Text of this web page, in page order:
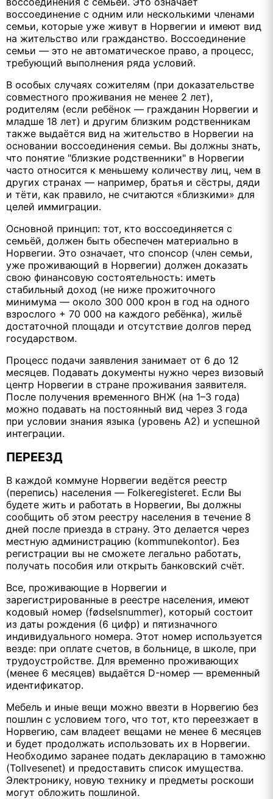
воссоединение с одним или несколькими членами
семьи, которые уже живут в Норвегии и имеют вид
на жительство или гражданство. Воссоединение
семьи — это не автоматическое право, а процесс,
требующий выполнения ряда условий.
В особых случаях сожителям (при доказательстве
совместного проживания не менее 2 лет),
родителям (если ребёнок — гражданин Норвегии и
младше 18 лет) и другим близким родственникам
также выдаётся вид на жительство в Норвегии на
основании воссоединения семьи. Вы должны знать,
что понятие "близкие родственники" в Норвегии
часто относится к меньшему количеству лиц, чем в
других странах — например, братья и сёстры, дяди
и тёти, как правило, не считаются «близкими» для
целей иммиграции.
Основной принцип: тот, кто воссоединяется с
семьёй, должен быть обеспечен материально в
Норвегии. Это означает, что спонсор (член семьи,
уже проживающий в Норвегии) должен доказать
свою финансовую состоятельность: иметь
стабильный доход (не ниже прожиточного
минимума — около 300 000 крон в год на одного
взрослого + 70 000 на каждого ребёнка), жильё
достаточной площади и отсутствие долгов перед
государством.
Процесс подачи заявления занимает от 6 до 12
месяцев. Подавать документы нужно через визовый
центр Норвегии в стране проживания заявителя.
После получения временного ВНЖ (на 1–3 года)
можно подавать на постоянный вид через 3 года
при условии знания языка (уровень А2) и успешной
интеграции.
ПЕРЕЕЗД
В каждой коммуне Норвегии ведётся реестр
(перепись) населения — Folkeregisteret. Если Вы
будете жить и работать в Норвегии, Вы должны
сообщить об этом реестру населения в течение 8
дней после приезда в страну. Это делается через
местную администрацию (kommunekontor). Без
регистрации вы не сможете легально работать,
получать пособия или открыть банковский счёт.
Все, проживающие в Норвегии и
зарегистрированные в реестре населения, имеют
кодовый номер (fødselsnummer), который состоит
из даты рождения (6 цифр) и пятизначного
индивидуального номера. Этот номер используется
везде: при оплате счетов, в больнице, в школе, при
трудоустройстве. Для временно проживающих
(менее 6 месяцев) выдаётся D-номер — временный
идентификатор.
Мебель и иные вещи можно ввезти в Норвегию без
пошлин с условием того, что тот, кто переезжает в
Норвегию, сам владеет вещами не менее 6 месяцев
и будет продолжать использовать их в Норвегии.
Необходимо заранее подать декларацию в таможню
(Tollvesenet) и предоставить список имущества.
Электронику, новую технику и предметы роскоши
могут обложить пошлиной.